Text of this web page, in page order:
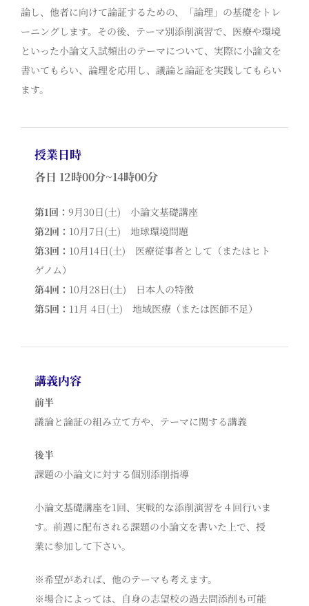
論し、他者に向けて論証するための、「論理」の基礎をトレ
ーニングします。その後、テーマ別添削演習で、医療や環境
といった小論文入試頻出のテーマについて、実際に小論文を
書いてもらい、論理を応用し、議論と論証を実践してもらい
ます。
授業日時
各日 12時00分~14時00分
第1回： 9月30日(土) 小論文基礎講座
第2回： 10月7日(土) 地球環境問題
第3回： 10月14日(土) 医療従事者として（またはヒト
ゲノム）
第4回： 10月28日(土) 日本人の特徴
第5回： 11月 4日(土) 地域医療（または医師不足）
講義内容
前半
議論と論証の組み立て方や、テーマに関する講義
後半
課題の小論文に対する個別添削指導
小論文基礎講座を1回、実戦的な添削演習を４回行いま
す。前週に配布される課題の小論文を書いた上で、授
業に参加して下さい。
※希望があれば、他のテーマも考えます。
※場合によっては、自身の志望校の過去問添削も可能